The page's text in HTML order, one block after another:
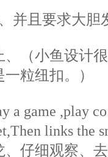
且要求大胆
（小鱼设计很
粒纽扣。）
game ,play co
links the
仔细观察、